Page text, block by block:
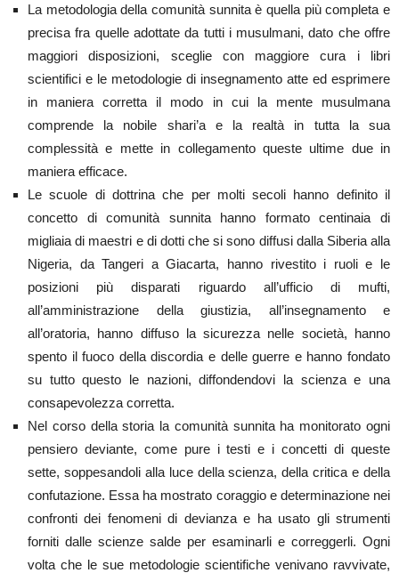
La metodologia della comunità sunnita è quella più completa e
precisa fra quelle adottate da tutti i musulmani, dato che offre
maggiori disposizioni, sceglie con maggiore cura i libri
scientifici e le metodologie di insegnamento atte ed esprimere
in maniera corretta il modo in cui la mente musulmana
comprende la nobile shari’a e la realtà in tutta la sua
complessità e mette in collegamento queste ultime due in
maniera efficace.
Le scuole di dottrina che per molti secoli hanno definito il
concetto di comunità sunnita hanno formato centinaia di
migliaia di maestri e di dotti che si sono diffusi dalla Siberia alla
Nigeria, da Tangeri a Giacarta, hanno rivestito i ruoli e le
posizioni più disparati riguardo all’ufficio di mufti,
all’amministrazione della giustizia, all’insegnamento e
all’oratoria, hanno diffuso la sicurezza nelle società, hanno
spento il fuoco della discordia e delle guerre e hanno fondato
su tutto questo le nazioni, diffondendovi la scienza e una
consapevolezza corretta.
Nel corso della storia la comunità sunnita ha monitorato ogni
pensiero deviante, come pure i testi e i concetti di queste
sette, soppesandoli alla luce della scienza, della critica e della
confutazione. Essa ha mostrato coraggio e determinazione nei
confronti dei fenomeni di devianza e ha usato gli strumenti
forniti dalle scienze salde per esaminarli e correggerli. Ogni
volta che le sue metodologie scientifiche venivano ravvivate,